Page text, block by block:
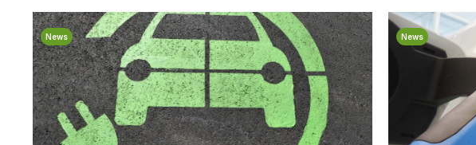
News News